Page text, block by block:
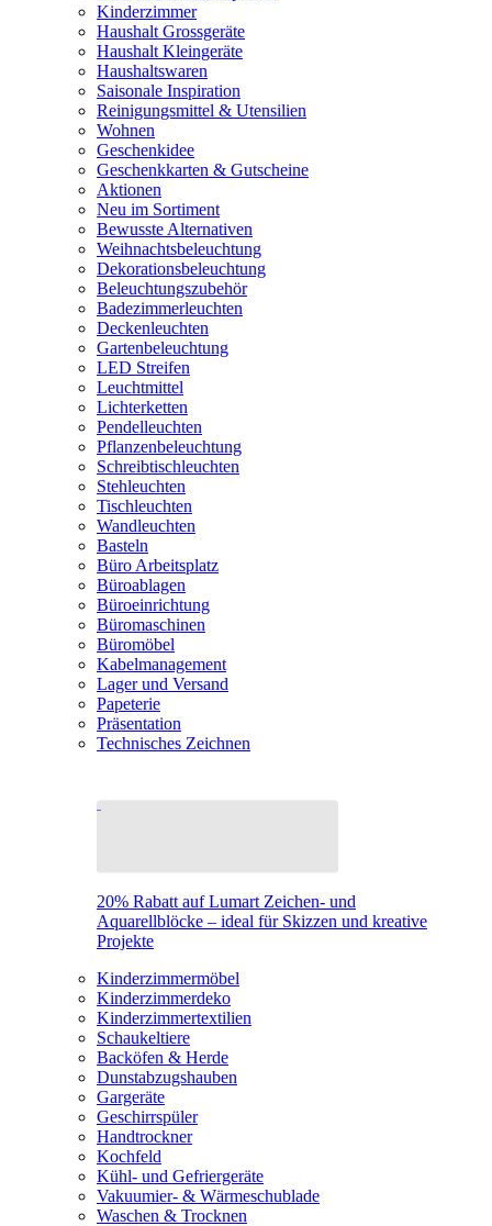
Kinderzimmer
Haushalt Grossgeräte
Haushalt Kleingeräte
Haushaltswaren
Saisonale Inspiration
Reinigungsmittel & Utensilien
Wohnen
Geschenkidee
Geschenkkarten & Gutscheine
Aktionen
Neu im Sortiment
Bewusste Alternativen
Weihnachtsbeleuchtung
Dekorationsbeleuchtung
Beleuchtungszubehör
Badezimmerleuchten
Deckenleuchten
Gartenbeleuchtung
LED Streifen
Leuchtmittel
Lichterketten
Pendelleuchten
Pflanzenbeleuchtung
Schreibtischleuchten
Stehleuchten
Tischleuchten
Wandleuchten
Basteln
Büro Arbeitsplatz
Büroablagen
Büroeinrichtung
Büromaschinen
Büromöbel
Kabelmanagement
Lager und Versand
Papeterie
Präsentation
Technisches Zeichnen
20% Rabatt auf Lumart Zeichen- und
Aquarellblöcke – ideal für Skizzen und kreative
Projekte
Kinderzimmermöbel
Kinderzimmerdeko
Kinderzimmertextilien
Schaukeltiere
Backöfen & Herde
Dunstabzugshauben
Gargeräte
Geschirrspüler
Handtrockner
Kochfeld
Kühl- und Gefriergeräte
Vakuumier- & Wärmeschublade
Waschen & Trocknen